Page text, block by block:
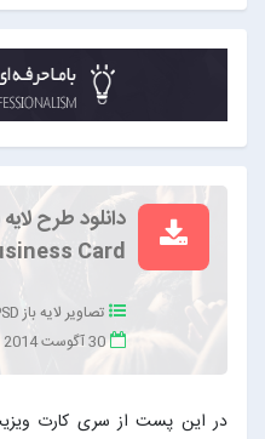
Card
تصاویر لایه باز PSD
30 آگوست 2014